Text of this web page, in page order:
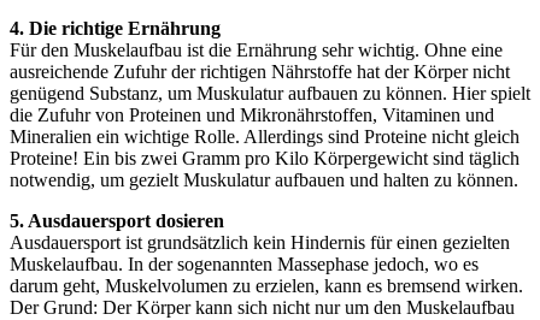
4. Die richtige Ernährung
Für den Muskelaufbau ist die Ernährung sehr wichtig. Ohne eine
ausreichende Zufuhr der richtigen Nährstoffe hat der Körper nicht
genügend Substanz, um Muskulatur aufbauen zu können. Hier spielt
die Zufuhr von Proteinen und Mikronährstoffen, Vitaminen und
Mineralien ein wichtige Rolle. Allerdings sind Proteine nicht gleich
Proteine! Ein bis zwei Gramm pro Kilo Körpergewicht sind täglich
notwendig, um gezielt Muskulatur aufbauen und halten zu können.
5. Ausdauersport dosieren
Ausdauersport ist grundsätzlich kein Hindernis für einen gezielten
Muskelaufbau. In der sogenannten Massephase jedoch, wo es
darum geht, Muskelvolumen zu erzielen, kann es bremsend wirken.
Der Grund: Der Körper kann sich nicht nur um den Muskelaufbau